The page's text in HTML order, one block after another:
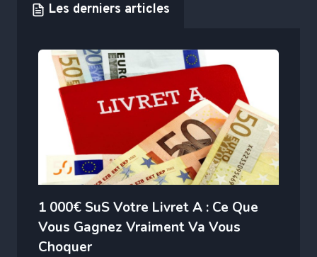
Les derniers articles
1 000€ SuS Votre Livret A : Ce Que
Vous Gagnez Vraiment Va Vous
Choquer